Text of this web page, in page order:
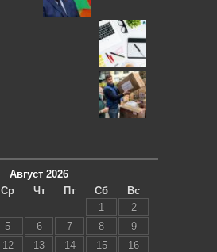
Август 2026
Ср Чт Пт Сб
Вс
1
2
5 6 7 8
9
12 13 14 15
16